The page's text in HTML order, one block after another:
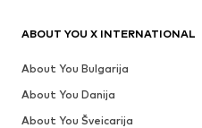
ABOUT YOU X INTERNATIONAL
About You Bulgarija
About You Danija
About You Šveicarija